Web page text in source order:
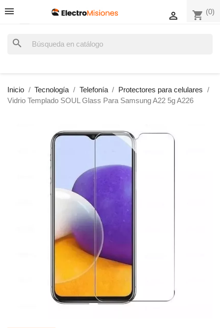
shopping_cart (0)

search
Inicio Tecnología Telefonía
Protectores para celulares
Vidrio Templado SOUL Glass Para Samsung A22 5g A226